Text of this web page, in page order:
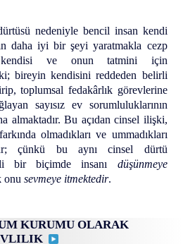
nedeniyle bencil insan kendi
daha iyi bir şeyi yaratmakla cezp
kendisi ve onun tatmini için
bireyin kendisini reddeden belirli
toplumsal fedakârlık görevlerine
sayısız ev sorumluluklarının
almaktadır. Bu açıdan cinsel ilişki,
olmadıkları ve ummadıkları
çünkü bu aynı cinsel dürtü
bir biçimde insanı düşünmeye
onusevmeye itmektedir.
KURUMU OLARAK